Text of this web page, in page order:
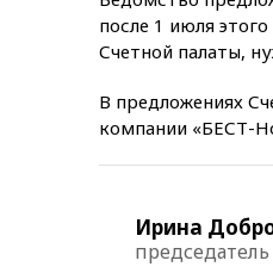
после 1 июля
Счетной палаты,
В предложениях
компании «БЕСТ-
Ирина